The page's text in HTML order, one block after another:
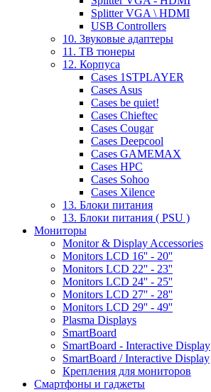
Splitter VGA \ HDMI
USB Controllers
10. Звуковые адаптеры
11. ТВ тюнеры
12. Корпуса
Cases 1STPLAYER
Cases Asus
Cases be quiet!
Cases Chieftec
Cases Cougar
Cases Deepcool
Cases GAMEMAX
Cases HPC
Cases Sohoo
Cases Xilence
13. Блоки питания
13. Блоки питания ( PSU )
Мониторы
Monitor & Display Accessories
Monitors LCD 16'' - 20''
Monitors LCD 22'' - 23''
Monitors LCD 24'' - 25''
Monitors LCD 27'' - 28''
Monitors LCD 29'' - 49''
Plasma Displays
SmartBoard
SmartBoard - Interactive Display
SmartBoard / Interactive Display
Крепления для мониторов
Смартфоны и гаджеты